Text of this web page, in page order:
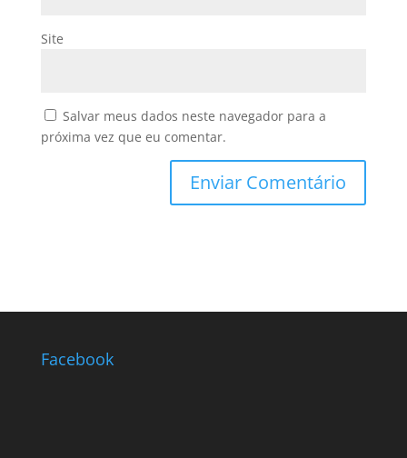
Site
Salvar meus dados neste navegador para a
próxima vez que eu comentar.
Facebook